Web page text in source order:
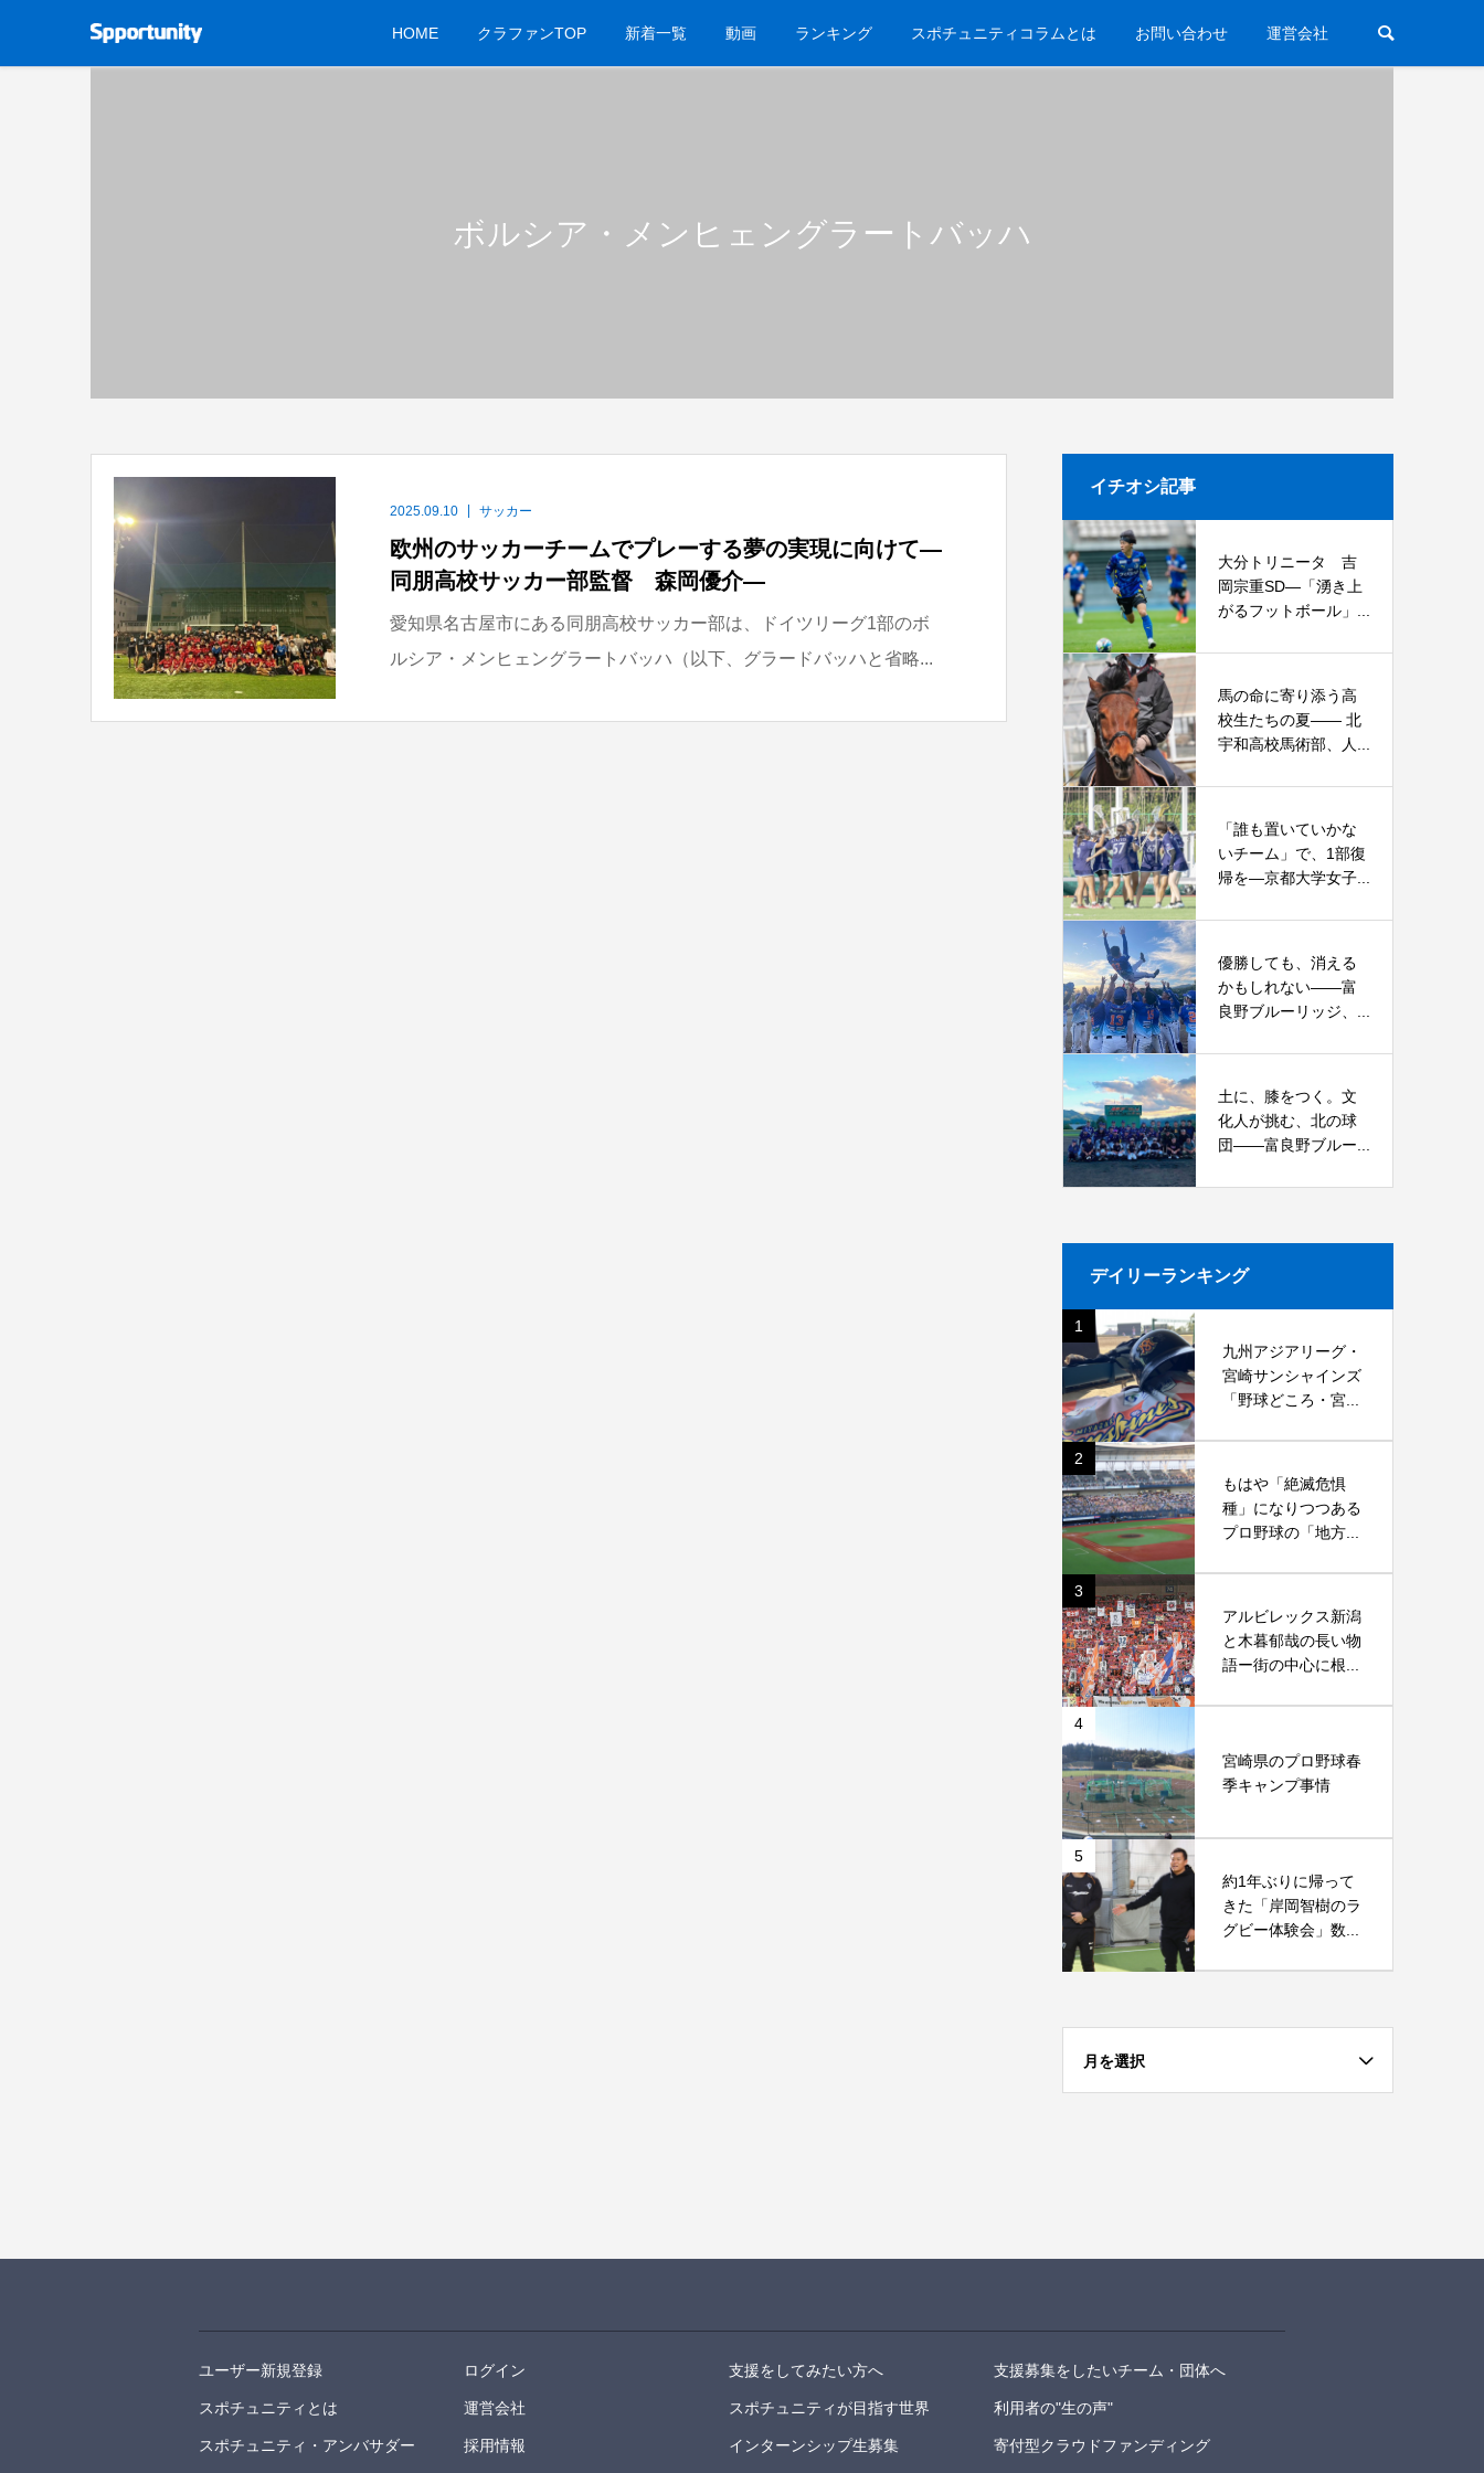
HOME クラファンTOP 新着一覧 動画 ランキング スポチュニティコラムとは お問い合わせ 運営会社
ボルシア・メンヒェングラートバッハ
2025.09.10 サッカー
欧州のサッカーチームでプレーする夢の実現に向けて―
同朋高校サッカー部監督 森岡優介―
愛知県名古屋市にある同朋高校サッカー部は、ドイツリーグ1部のボ
ルシア・メンヒェングラートバッハ（以下、グラードバッハと省略...
イチオシ記事
大分トリニータ 吉
岡宗重SD―「湧き上
がるフットボール」...
馬の命に寄り添う高
校生たちの夏—— 北
宇和高校馬術部、人...
「誰も置いていかな
いチーム」で、1部復
帰を―京都大学女子...
優勝しても、消える
かもしれない――富
良野ブルーリッジ、...
土に、膝をつく。文
化人が挑む、北の球
団――富良野ブルー...
デイリーランキング
1
九州アジアリーグ・
宮崎サンシャインズ
「野球どころ・宮...
2
もはや「絶滅危惧
種」になりつつある
プロ野球の「地方...
3
アルビレックス新潟
と木暮郁哉の長い物
語ー街の中心に根...
4
宮崎県のプロ野球春
季キャンプ事情
5
約1年ぶりに帰って
きた「岸岡智樹のラ
グビー体験会」数...
月を選択
ユーザー新規登録 ログイン 支援をしてみたい方へ 支援募集をしたいチーム・団体へ
スポチュニティとは 運営会社 スポチュニティが目指す世界 利用者の"生の声"
スポチュニティ・アンバサダー 採用情報 インターンシップ生募集 寄付型クラウドファンディング